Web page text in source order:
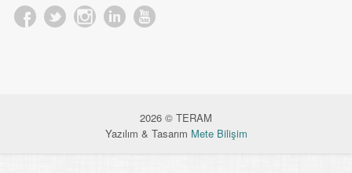
2026 © TERAM
Yazılım & Tasarım Mete Bilişim